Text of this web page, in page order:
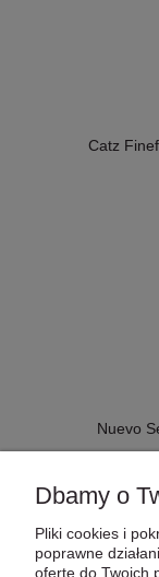
Catz
Nuevo
Dbamy o
Pliki cookies i
poprawne
ofertę do Twoich